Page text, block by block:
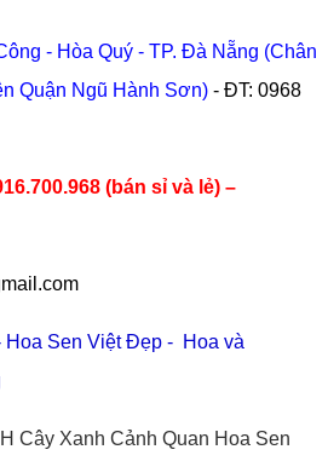
- Hòa Quý - TP. Đà Nẵng (Chân
Quận Ngũ Hành Sơn) - ĐT: 0968
(bán sỉ và lẻ) –
Hoa Sen Việt Đẹp - Hoa và
Cây Xanh Cảnh Quan Hoa Sen